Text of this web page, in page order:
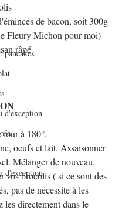
pancakes
d'exception
d'exception
de bacon, soit 300g
Fleury Michon pour moi)
râpé
à 180°.
oeufs et lait. Assaisonner
Mélanger de nouveau.
vos brocolis ( si ce sont des
pas de nécessite à les
les directement dans le